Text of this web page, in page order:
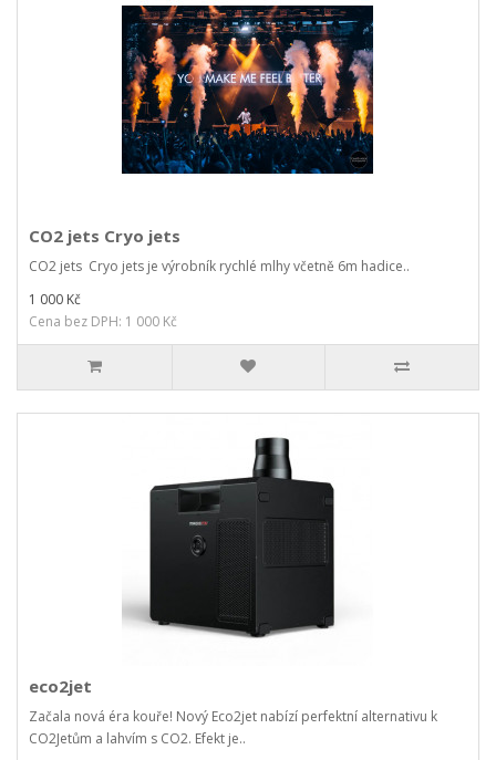
CO2 jets Cryo jets
CO2 jets Cryo jets je výrobník rychlé mlhy včetně 6m hadice..
1 000 Kč
Cena bez DPH: 1 000 Kč
eco2jet
Začala nová éra kouře! Nový Eco2jet nabízí perfektní alternativu k
CO2Jetům a lahvím s CO2. Efekt je..